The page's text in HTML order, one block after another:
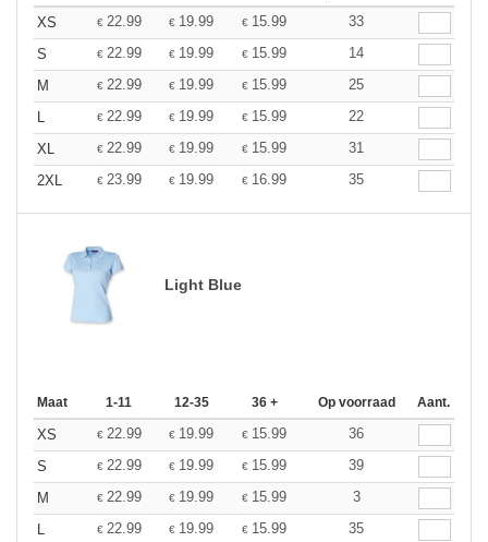
XS € 22.99 € 19.99 € 15.99
33
S
€ 22.99 € 19.99 € 15.99
14
M
€ 22.99 € 19.99 € 15.99
25
L
€ 22.99 € 19.99 € 15.99
22
XL
€ 22.99 € 19.99 € 15.99
31
2XL
€ 23.99 € 19.99 € 16.99 35
Light Blue
Maat 1-11 12-35 36 + Op voorraad Aant.
XS € 22.99 € 19.99 € 15.99
36
S
€ 22.99 € 19.99 € 15.99
39
M
€ 22.99 € 19.99 € 15.99
3
L
€ 22.99 € 19.99 € 15.99
35